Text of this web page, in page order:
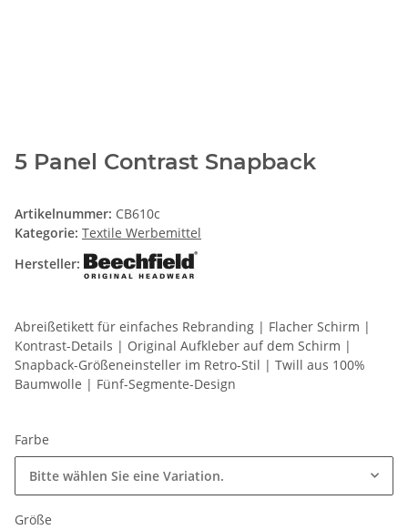
5 Panel Contrast Snapback
Artikelnummer: CB610c
Kategorie: Textile Werbemittel
Hersteller:
Abreißetikett für einfaches Rebranding | Flacher Schirm |
Kontrast-Details | Original Aufkleber auf dem Schirm |
Snapback-Größeneinsteller im Retro-Stil | Twill aus 100%
Baumwolle | Fünf-Segmente-Design
Farbe
Bitte wählen Sie eine Variation.
Größe